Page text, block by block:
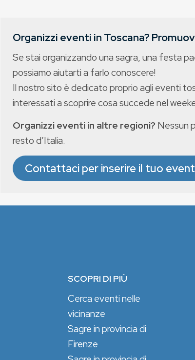
Organizzi eventi in Toscana?
Se stai organizzando una sagra, una festa
possiamo aiutarti a farlo conoscere!
Il nostro sito è dedicato proprio agli eventi
interessati a scoprire cosa succede nel
Organizzi eventi in altre regioni? Nessun
resto d’Italia.
Contattaci per inserire il tuo
SCOPRI DI PIÙ
Cerca eventi nelle
vicinanze
Sagre in provincia di
Firenze